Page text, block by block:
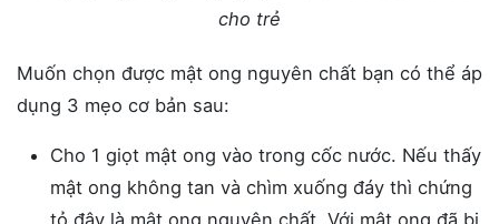
cho trẻ
Muốn chọn được mật ong nguyên chất bạn có thể áp
dụng 3 mẹo cơ bản sau:
Cho 1 giọt mật ong vào trong cốc nước. Nếu thấy
mật ong không tan và chìm xuống đáy thì chứng